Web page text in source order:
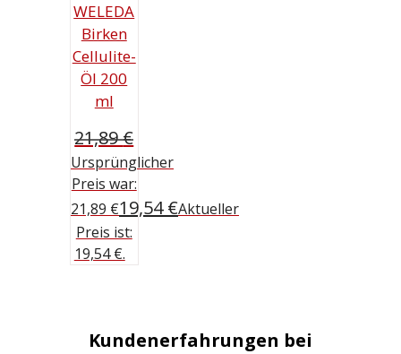
WELEDA
Birken
Cellulite-
Öl 200
ml
21,89€
Ursprünglicher
Preis war:
21,89 €19,54€Aktueller
Preis ist:
19,54 €.
Kundenerfahrungen bei